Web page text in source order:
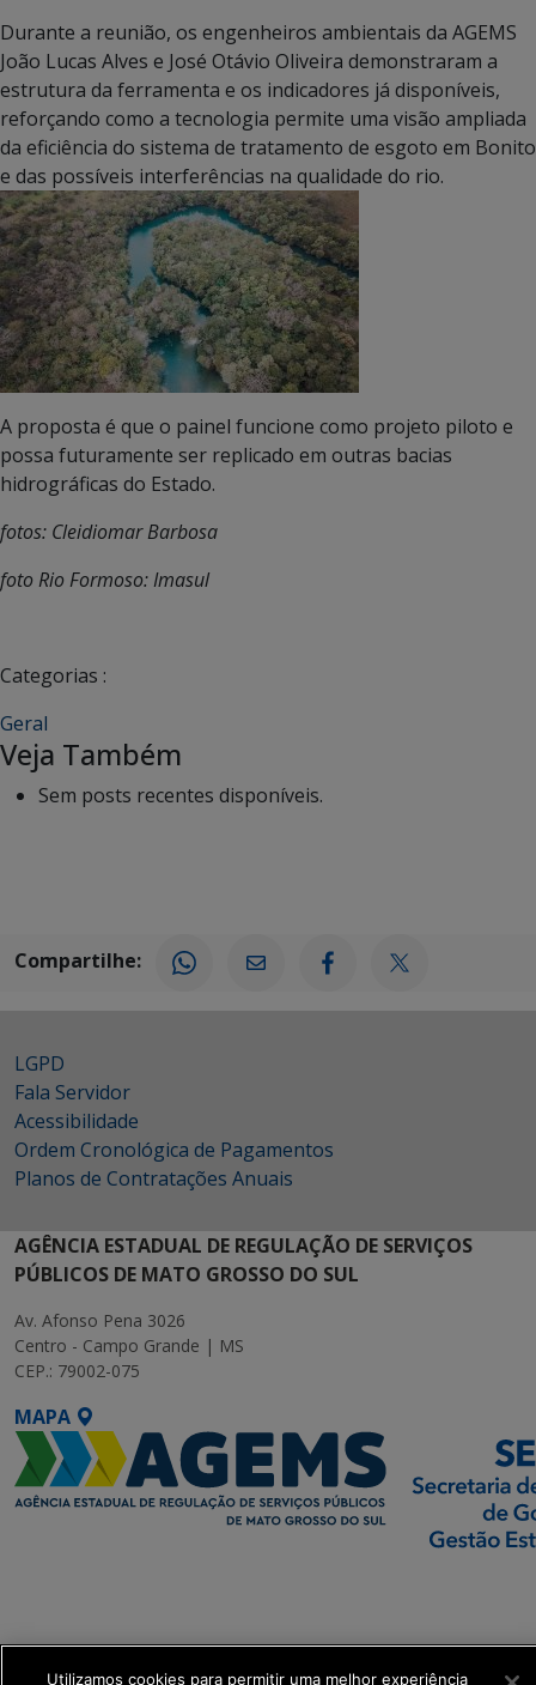
Durante a reunião, os engenheiros ambientais da AGEMS
João Lucas Alves e José Otávio Oliveira demonstraram a
estrutura da ferramenta e os indicadores já disponíveis,
reforçando como a tecnologia permite uma visão ampliada
da eficiência do sistema de tratamento de esgoto em Bonito
e das possíveis interferências na qualidade do rio.
A proposta é que o painel funcione como projeto piloto e
possa futuramente ser replicado em outras bacias
hidrográficas do Estado.
fotos: Cleidiomar Barbosa
foto Rio Formoso: Imasul
Categorias :
Geral
Veja Também
Sem posts recentes disponíveis.
Compartilhe:
LGPD
Fala Servidor
Acessibilidade
Ordem Cronológica de Pagamentos
Planos de Contratações Anuais
AGÊNCIA ESTADUAL DE REGULAÇÃO DE SERVIÇOS
PÚBLICOS DE MATO GROSSO DO SUL
Av. Afonso Pena 3026
Centro - Campo Grande | MS
CEP.: 79002-075
MAPA
Transformação Digital
Utilizamos cookies para permitir uma melhor experiência